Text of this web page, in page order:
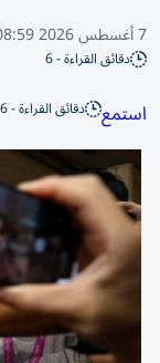
7 أغسطس 2026 08:59 صباحًا
دقائق القراءة - 6
استمع دقائق القراءة - 6